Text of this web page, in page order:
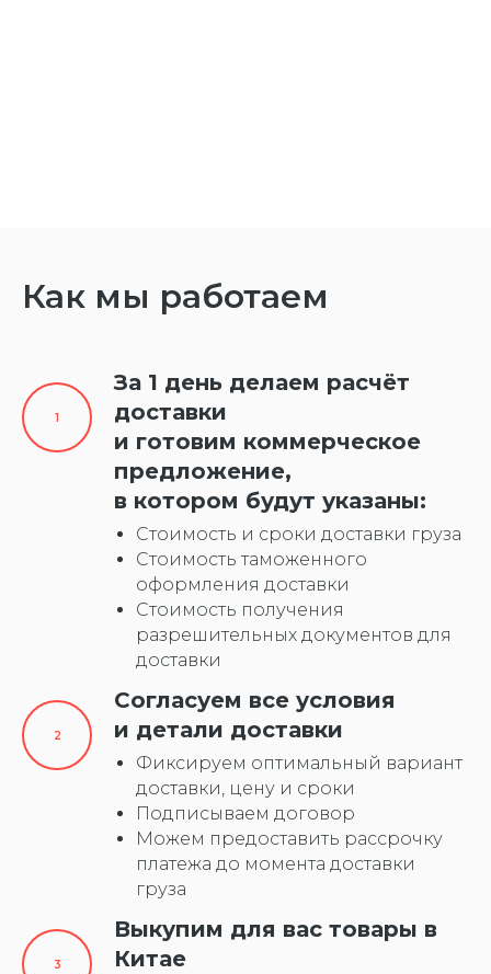
Как мы работаем
За 1 день делаем расчёт
доставки
и готовим коммерческое
предложение,
в котором будут указаны:
Стоимость и сроки доставки груза
Стоимость таможенного
оформления доставки
Стоимость получения
разрешительных документов для
доставки
Согласуем все условия
и детали доставки
Фиксируем оптимальный вариант
доставки, цену и сроки
Подписываем договор
Можем предоставить рассрочку
платежа до момента доставки
груза
Выкупим для вас товары в
Китае